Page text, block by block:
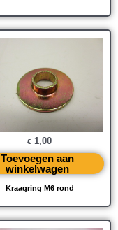
Kraagring M6 rond
€ 1,00
Toevoegen aan
winkelwagen